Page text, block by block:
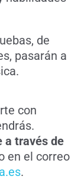
de
pasarán a
con
a través de
en el correo
.